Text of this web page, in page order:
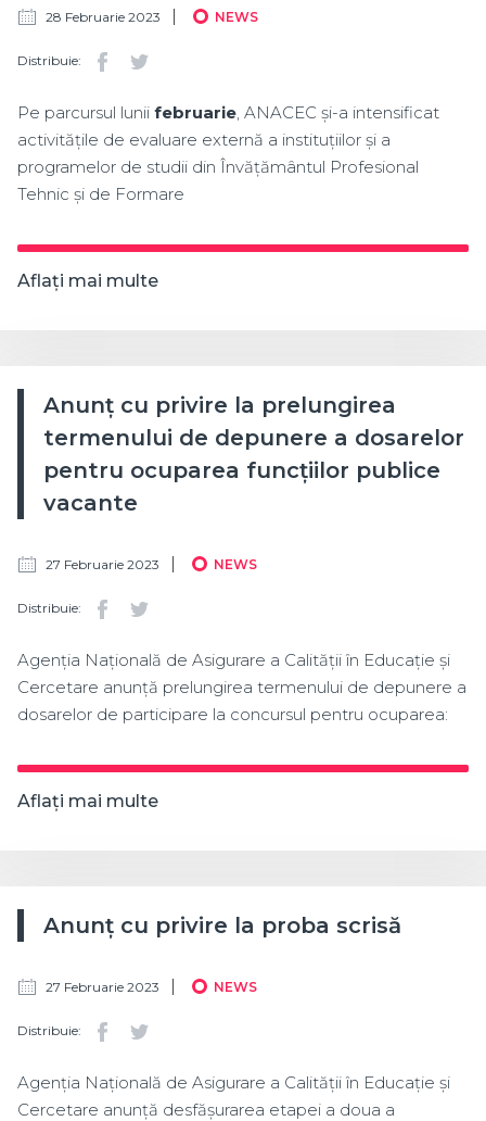
28 Februarie 2023 NEWS
Distribuie:
Pe parcursul lunii februarie, ANACEC și-a intensificat
activitățile de evaluare externă a instituțiilor și a
programelor de studii din Învățământul Profesional
Tehnic și de Formare
Aflați mai multe
Anunț cu privire la prelungirea
termenului de depunere a dosarelor
pentru ocuparea funcțiilor publice
vacante
27 Februarie 2023 NEWS
Distribuie:
Agenția Națională de Asigurare a Calității în Educație și
Cercetare anunță prelungirea termenului de depunere a
dosarelor de participare la concursul pentru ocuparea:
Aflați mai multe
Anunț cu privire la proba scrisă
27 Februarie 2023 NEWS
Distribuie:
Agenția Națională de Asigurare a Calității în Educație și
Cercetare anunță desfășurarea etapei a doua a